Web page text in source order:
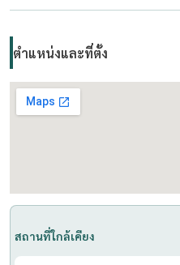
ตำแหน่งและที่ตั้ง
สถานที่ใกล้เคียง